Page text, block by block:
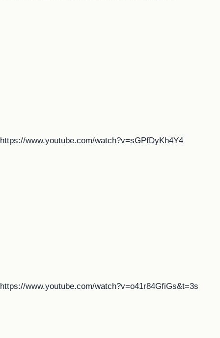
https://www.youtube.com/watch?v=sGPfDyKh4Y4
https://www.youtube.com/watch?v=o41r84GfiGs&t=3s